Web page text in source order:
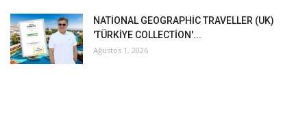
NATİONAL GEOGRAPHİC TRAVELLER (UK)
'TÜRKİYE COLLECTİON'...
Ağustos 1, 2026